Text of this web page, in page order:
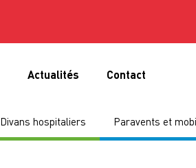
Actualités Contact
Divans hospitaliers Paravents et